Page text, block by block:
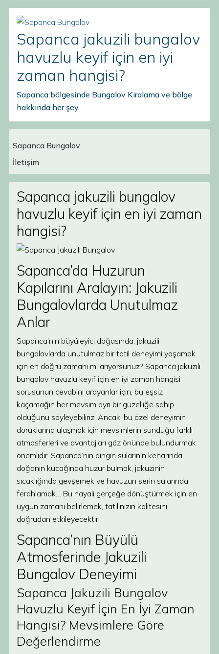
Sapanca jakuzili bungalov
havuzlu keyif için en iyi
zaman hangisi?
Sapanca bölgesinde Bungalov Kiralama ve bölge
hakkında her şey.
Main Navigation
Sapanca Bungalov
İletişim
Sapanca jakuzili bungalov
havuzlu keyif için en iyi zaman
hangisi?
Sapanca’da Huzurun
Kapılarını Aralayın: Jakuzili
Bungalovlarda Unutulmaz
Anlar
Sapanca’nın büyüleyici doğasında, jakuzili
bungalovlarda unutulmaz bir tatil deneyimi yaşamak
için en doğru zamanı mı arıyorsunuz? Sapanca jakuzili
bungalov havuzlu keyif için en iyi zaman hangisi
sorusunun cevabını arayanlar için, bu eşsiz
kaçamağın her mevsim ayrı bir güzelliğe sahip
olduğunu söyleyebiliriz. Ancak, bu özel deneyimin
doruklarına ulaşmak için mevsimlerin sunduğu farklı
atmosferleri ve avantajları göz önünde bulundurmak
önemlidir. Sapanca’nın dingin sularının kenarında,
doğanın kucağında huzur bulmak, jakuzinin
sıcaklığında gevşemek ve havuzun serin sularında
ferahlamak… Bu hayali gerçeğe dönüştürmek için en
uygun zamanı belirlemek, tatilinizin kalitesini
doğrudan etkileyecektir.
Sapanca’nın Büyülü
Atmosferinde Jakuzili
Bungalov Deneyimi
Sapanca Jakuzili Bungalov
Havuzlu Keyif İçin En İyi Zaman
Hangisi? Mevsimlere Göre
Değerlendirme